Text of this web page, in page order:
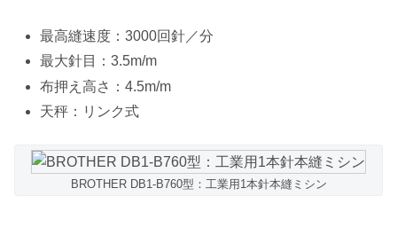
最高縫速度：3000回針／分
最大針目：3.5m/m
布押え高さ：4.5m/m
天秤：リンク式
BROTHER DB1-B760型：工業用1本針本縫ミシン